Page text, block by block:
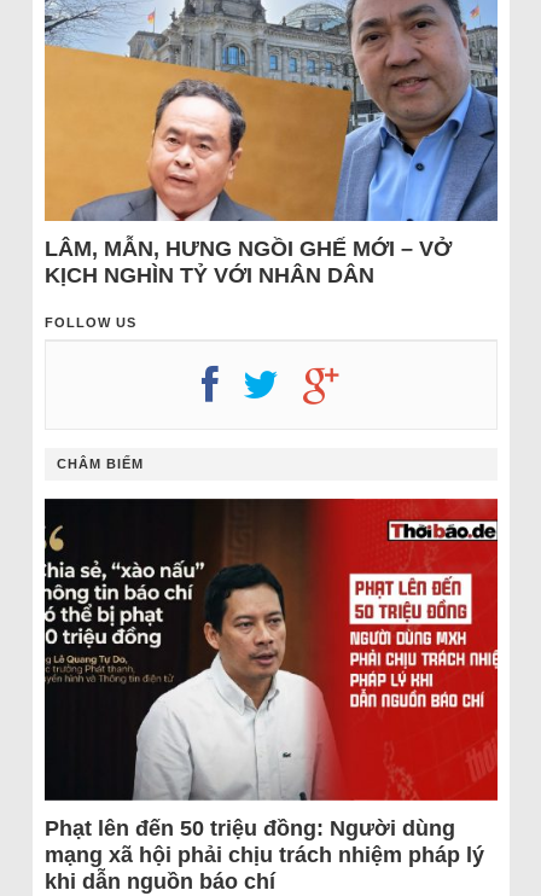
LÂM, MẪN, HƯNG NGỒI GHẾ MỚI – VỞ
KỊCH NGHÌN TỶ VỚI NHÂN DÂN
FOLLOW US
CHÂM BIẾM
Phạt lên đến 50 triệu đồng: Người dùng
mạng xã hội phải chịu trách nhiệm pháp lý
khi dẫn nguồn báo chí